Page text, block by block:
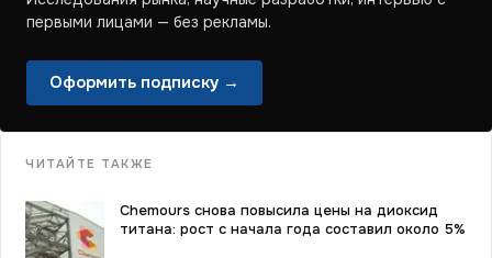
первыми лицами — без рекламы.
Оформить подписку →
ЧИТАЙТЕ ТАКЖЕ
Chemours снова повысила цены на диоксид
титана: рост с начала года составил около 5%